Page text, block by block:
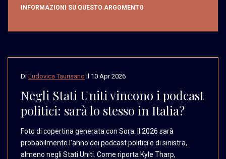
INFORMAZIONI SU QUESTO ARGOMENTO
Di Ludovica Taurisano il 10 Apr 2026
Negli Stati Uniti vincono i podcast
politici: sarà lo stesso in Italia?
Foto di copertina generata con Sora. Il 2026 sarà
probabilmente l’anno dei podcast politici e di sinistra,
almeno negli Stati Uniti. Come riporta Kyle Tharp,